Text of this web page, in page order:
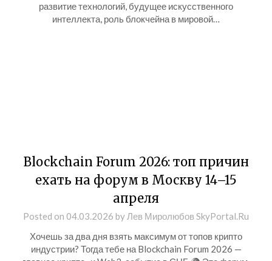
развитие технологий, будущее искусственного
интеллекта, роль блокчейна в мировой…
Blockchain Forum 2026: топ причин
ехать на форум в Москву 14–15
апреля
Posted on 04.03.2026 by Лев Миролюбов SkyPortal.Ru
Хочешь за два дня взять максимум от топов крипто
индустрии? Тогда тебе на Blockchain Forum 2026 —